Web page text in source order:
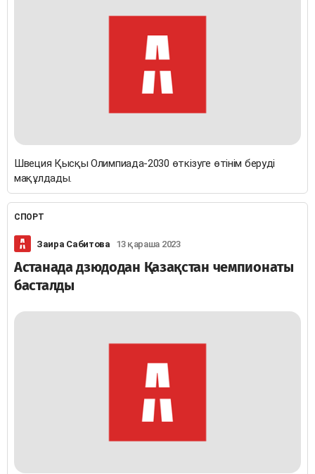
Швеция Қысқы Олимпиада-2030 өткізуге өтінім беруді
мақұлдады.
СПОРТ
Заира Сабитова 13 қараша 2023
Астанада дзюдодан Қазақстан чемпионаты
басталды